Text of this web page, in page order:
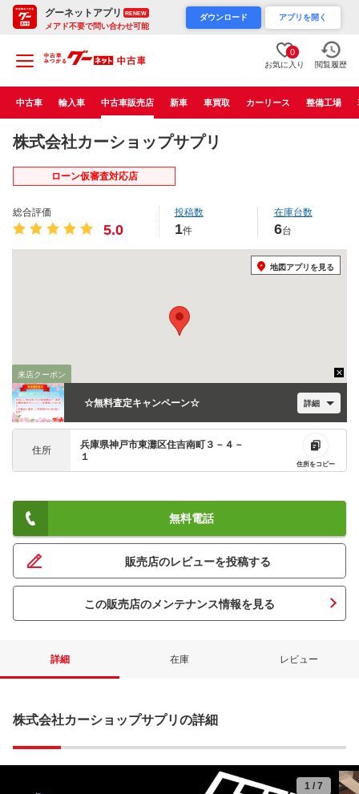
グーネットアプリ RENEW
メアド不要で問い合わせ可能
ダウンロード アプリを開く
0
お気に入り 閲覧履歴
中古車 輸入車 中古車販売店 新車 車買取 カーリース 整備工場
株式会社カーショップサプリ
ローン仮審査対応店
総合評価
5.0
投稿数
1件
在庫台数
6台
来店クーポン
☆無料査定キャンペーン☆ 詳細
地図アプリを見る
住所
兵庫県神戸市東灘区住吉南町３－４－
１
住所をコピー
無料電話
販売店のレビューを投稿する
この販売店のメンテナンス情報を見る
詳細 在庫 レビュー
株式会社カーショップサプリの詳細
1 / 7